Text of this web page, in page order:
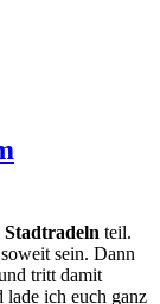
Stadtradeln teil.
sein. Dann
tritt damit
lade ich euch ganz